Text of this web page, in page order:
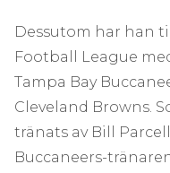
Dessutom har han
Football League
Tampa Bay
Cleveland Browns.
tränats av Bill
Buccaneers-